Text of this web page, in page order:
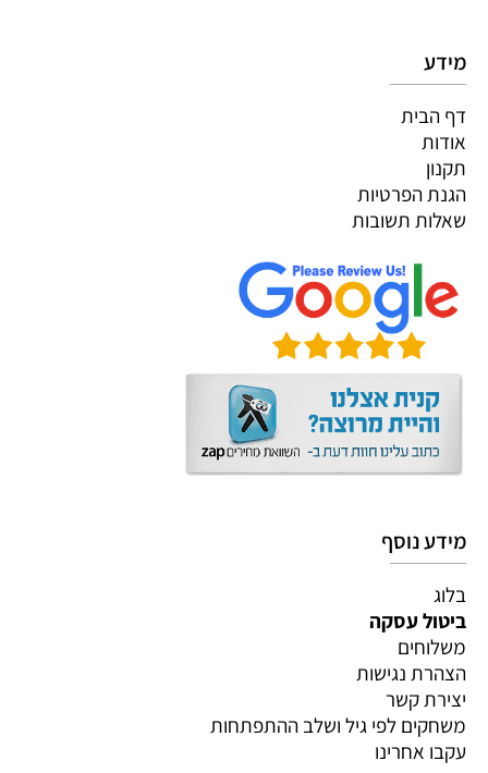
מידע
דף הבית
אודות
תקנון
הגנת הפרטיות
שאלות תשובות
מידע נוסף
בלוג
ביטול עסקה
משלוחים
הצהרת נגישות
יצירת קשר
משחקים לפי גיל ושלב ההתפתחות
עקבו אחרינו